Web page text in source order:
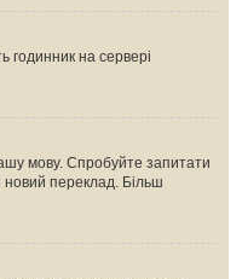
годинник на сервері
мову. Спробуйте запитати
новий переклад. Більш